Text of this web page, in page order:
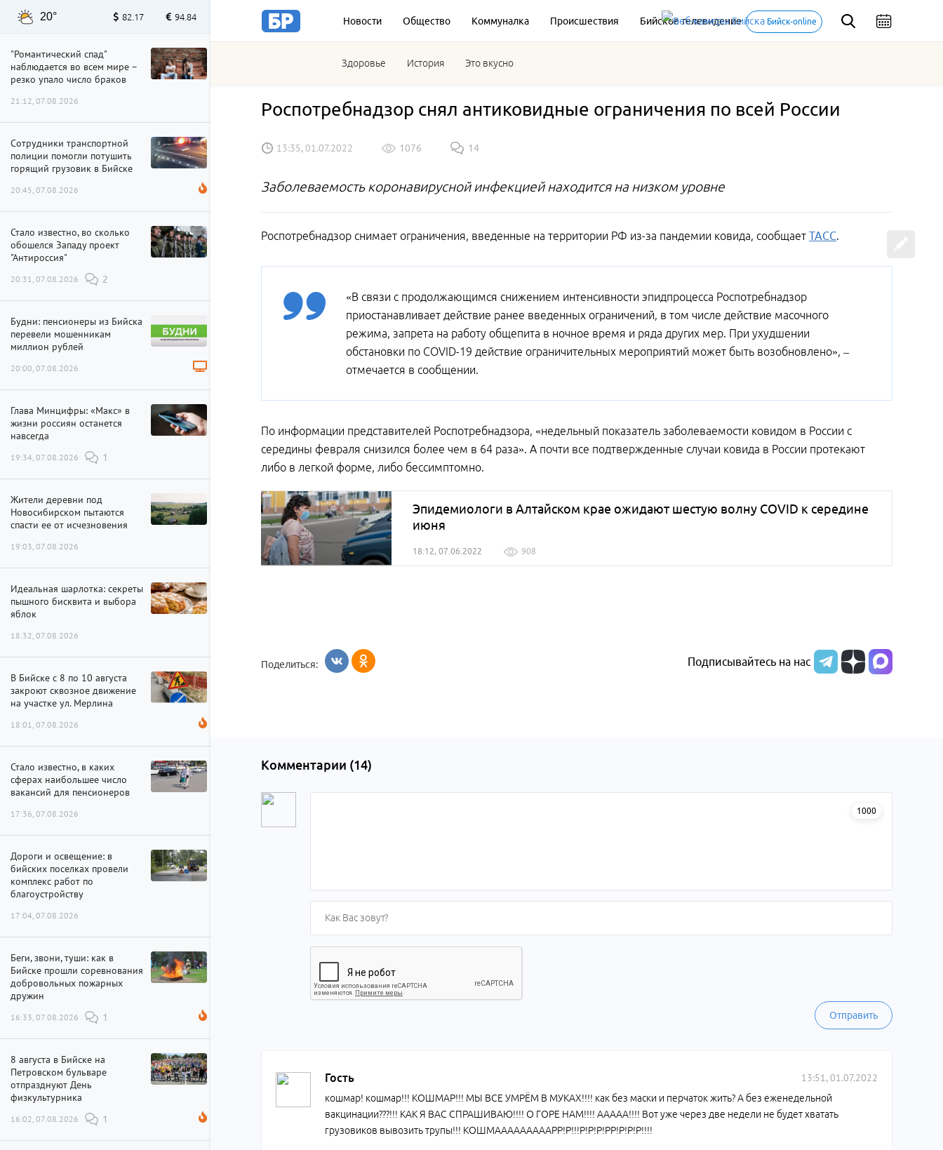
Новости Общество Коммуналка Происшествия Бийское телевидение Бийск-online
Здоровье История Это вкусно
20° 82.17 94.84
"Романтический спад"
наблюдается во всем мире –
резко упало число браков
21:12, 07.08.2026
Сотрудники транспортной
полиции помогли потушить
горящий грузовик в Бийске
20:45, 07.08.2026
Стало известно, во сколько
обошелся Западу проект
"Антироссия"
20:31, 07.08.2026 2
Будни: пенсионеры из Бийска
перевели мошенникам
миллион рублей
20:00, 07.08.2026
Глава Минцифры: «Макс» в
жизни россиян останется
навсегда
19:34, 07.08.2026 1
Жители деревни под
Новосибирском пытаются
спасти ее от исчезновения
19:03, 07.08.2026
Идеальная шарлотка: секреты
пышного бисквита и выбора
яблок
18:32, 07.08.2026
В Бийске с 8 по 10 августа
закроют сквозное движение
на участке ул. Мерлина
18:01, 07.08.2026
Стало известно, в каких
сферах наибольшее число
вакансий для пенсионеров
17:36, 07.08.2026
Дороги и освещение: в
бийских поселках провели
комплекс работ по
благоустройству
17:04, 07.08.2026
Беги, звони, туши: как в
Бийске прошли соревнования
добровольных пожарных
дружин
16:33, 07.08.2026 1
8 августа в Бийске на
Петровском бульваре
отпразднуют День
физкультурника
16:02, 07.08.2026 1
Роспотребнадзор снял антиковидные ограничения по всей России
13:35, 01.07.2022 1076 14
Заболеваемость коронавирусной инфекцией находится на низком уровне
Роспотребнадзор снимает ограничения, введенные на территории РФ из-за пандемии ковида, сообщает ТАСС.
«В связи с продолжающимся снижением интенсивности эпидпроцесса Роспотребнадзор
приостанавливает действие ранее введенных ограничений, в том числе действие масочного
режима, запрета на работу общепита в ночное время и ряда других мер. При ухудшении
обстановки по COVID-19 действие ограничительных мероприятий может быть возобновлено», –
отмечается в сообщении.
По информации представителей Роспотребнадзора, «недельный показатель заболеваемости ковидом в России с
середины февраля снизился более чем в 64 раза». А почти все подтвержденные случаи ковида в России протекают
либо в легкой форме, либо бессимптомно.
Эпидемиологи в Алтайском крае ожидают шестую волну COVID к середине
июня
18:12, 07.06.2022 908
Поделиться: Подписывайтесь на нас
Комментарии (14)
1000
Отправить
Гость 13:51, 01.07.2022
кошмар! кошмар!!! КОШМАР!!! МЫ ВСЕ УМРЁМ В МУКАХ!!!! как без маски и перчаток жить? А без еженедельной
вакцинации???!!! КАК Я ВАС СПРАШИВАЮ!!!! О ГОРЕ НАМ!!!! ААААА!!!! Вот уже через две недели не будет хватать
грузовиков вывозить трупы!!! КОШМАААААААААРР!Р!!!Р!Р!Р!РР!Р!Р!Р!!!!